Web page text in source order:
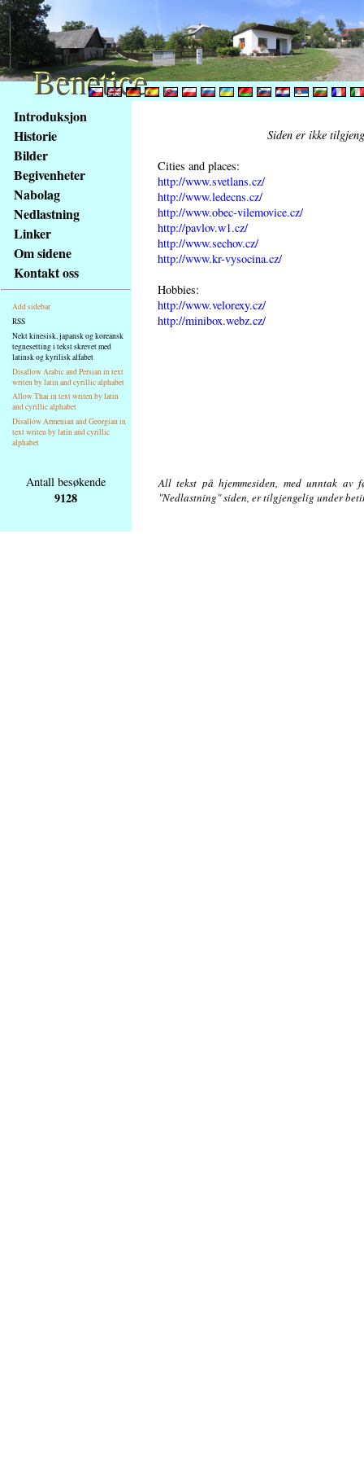
obsah
stránky
Klávesové
zkratky
tomto
webu
základní
Hlavní
strana
Introduksjon
Historie
Bilder
Begivenheter
Nabolag
Nedlastning
Linker
Om sidene
Kontakt oss
Add sidebar
RSS
Nekt kinesisk, japansk og koreansk
tegnesetting i tekst skrevet med
latinsk og kyrilisk alfabet
Disallow Arabic and Persian in text
writen by latin and cyrillic alphabet
Allow Thai in text writen by latin
and cyrillic alphabet
Disallow Armenian and Georgian in
text writen by latin and cyrillic
alphabet
Siden er ikke
Cities and places:
http://www.svetlans.cz/
http://www.ledecns.cz/
http://www.obec-vilemovice.cz/
http://pavlov.w1.cz/
http://www.sechov.cz/
http://www.kr-vysocina.cz/
Hobbies:
http://www.velorexy.cz/
http://minibox.webz.cz/
Antall besøkende
9128
All tekst på hjemmesiden, med unntak av
"Nedlastning" siden, er tilgjengelig under
Benetice
Benetice